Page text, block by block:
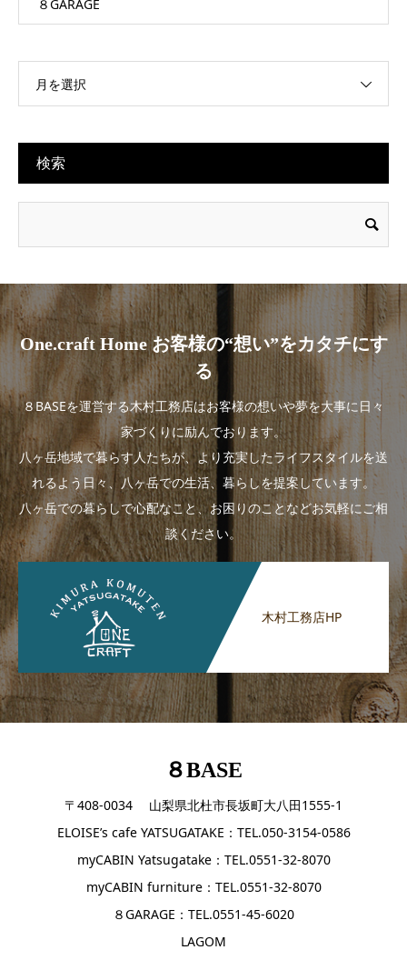
８GARAGE
月を選択
検索
One.craft Home お客様の“想い”をカタチにす
る
８BASEを運営する木村工務店はお客様の想いや夢を大事に日々
家づくりに励んでおります。
八ヶ岳地域で暮らす人たちが、より充実したライフスタイルを送
れるよう日々、八ヶ岳での生活、暮らしを提案しています。
八ヶ岳での暮らしで心配なこと、お困りのことなどお気軽にご相
談ください。
木村工務店HP
８BASE
〒408-0034 山梨県北杜市長坂町大八田1555-1
ELOISE’s cafe YATSUGATAKE：TEL.050-3154-0586
myCABIN Yatsugatake：TEL.0551-32-8070
myCABIN furniture：TEL.0551-32-8070
８GARAGE：TEL.0551-45-6020
LAGOM